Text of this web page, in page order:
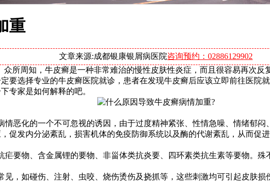
重
文章来源:成都银康银屑病医院咨询预约：02886129902
众所周知，牛皮癣是一种非常难治的慢性皮肤性炎症，而且很容易再次
要选择专业的牛皮癣医院就诊，患者在发现牛皮癣后应该立即前往医院
专家是如何解释的吧。
恶化的一个不可忽视的诱因，由于过度精神紧张、性情急噪、情绪郁
促发内分泌紊乱，损害机体的免疫防御系统以及酶的代谢紊乱，从而促
要物、含金属锂的要物、非甾体类抗炎要、四环素类抗生素等要物。
，如碰伤、注射、虫咬、烧伤烫伤及挠抓等，这些刺激均可引起皮肤